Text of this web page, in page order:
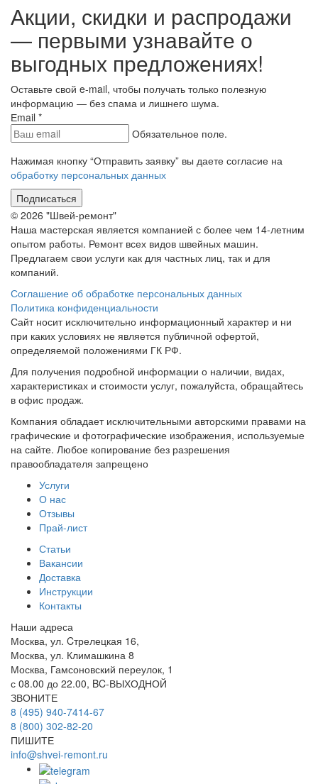
Акции, скидки и распродажи
— первыми узнавайте о
выгодных предложениях!
Оставьте свой e-mail, чтобы получать только полезную
информацию — без спама и лишнего шума.
Еmail *
Обязательное поле.
Нажимая кнопку “Отправить заявку” вы даете согласие на
обработку персональных данных
Подписаться
© 2026 "Швей-ремонт"
Наша мастерская является компанией с более чем 14-летним
опытом работы. Ремонт всех видов швейных машин.
Предлагаем свои услуги как для частных лиц, так и для
компаний.
Соглашение об обработке персональных данных
Политика конфиденциальности
Сайт носит исключительно информационный характер и ни
при каких условиях не является публичной офертой,
определяемой положениями ГК РФ.
Для получения подробной информации о наличии, видах,
характеристиках и стоимости услуг, пожалуйста, обращайтесь
в офис продаж.
Компания обладает исключительными авторскими правами на
графические и фотографические изображения, используемые
на сайте. Любое копирование без разрешения
правообладателя запрещено
Услуги
О нас
Отзывы
Прай-лист
Статьи
Вакансии
Доставка
Инструкции
Контакты
Наши адреса
Москва, ул. Cтрелецкая 16,
Москва, ул. Климашкина 8
Москва, Гамсоновский переулок, 1
с 08.00 до 22.00, BC-ВЫХОДНОЙ
ЗВОНИТЕ
8 (495) 940-7414-67
8 (800) 302-82-20
ПИШИТЕ
info@shvei-remont.ru